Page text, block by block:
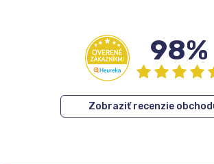
98%
Zobraziť recenzie